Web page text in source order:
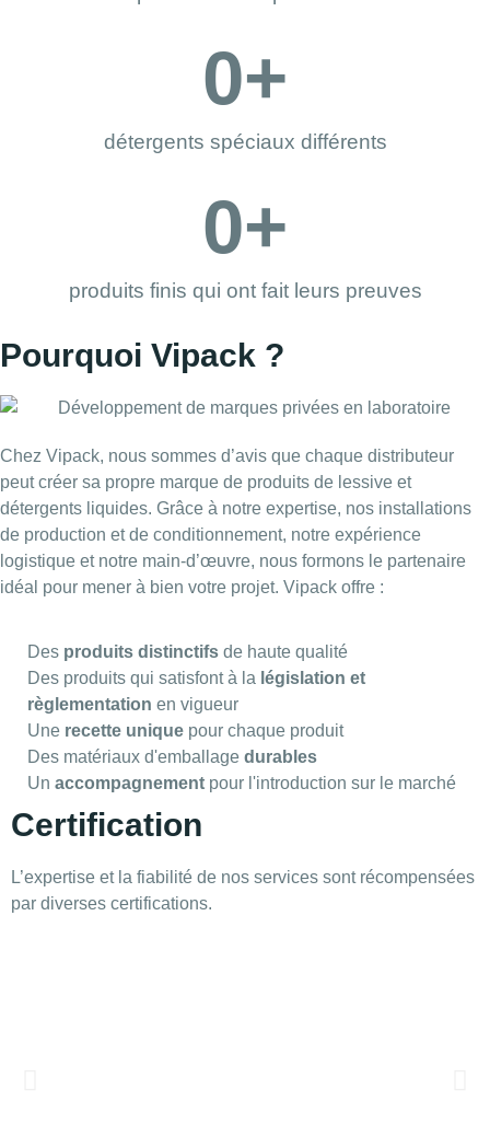
détergents spéciaux différents
0+
produits finis qui ont fait leurs preuves
0+
Pourquoi Vipack ?
Chez Vipack, nous sommes d’avis que chaque distributeur
peut créer sa propre marque de produits de lessive et
détergents liquides. Grâce à notre expertise, nos installations
de production et de conditionnement, notre expérience
logistique et notre main-d’œuvre, nous formons le partenaire
idéal pour mener à bien votre projet. Vipack offre :
Des produits distinctifs de haute qualité
Des produits qui satisfont à la législation et
règlementation en vigueur
Une recette unique pour chaque produit
Des matériaux d'emballage durables
Un accompagnement pour l'introduction sur le marché
Certification
L’expertise et la fiabilité de nos services sont récompensées
par diverses certifications.